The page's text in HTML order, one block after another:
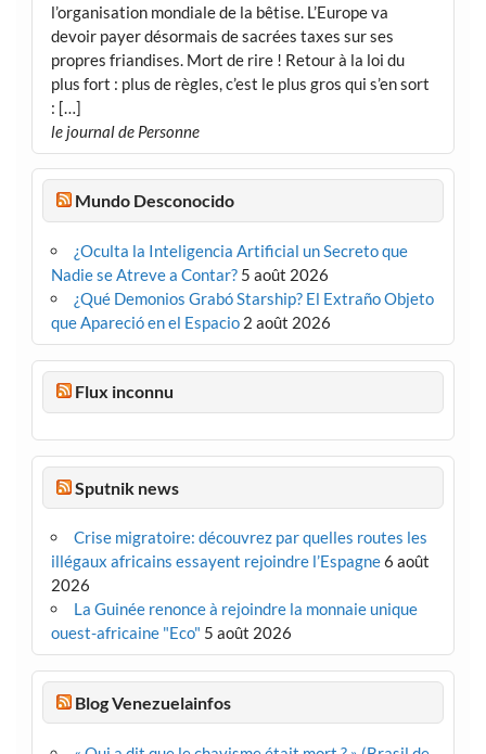
l’organisation mondiale de la bêtise. L’Europe va
devoir payer désormais de sacrées taxes sur ses
propres friandises. Mort de rire ! Retour à la loi du
plus fort : plus de règles, c’est le plus gros qui s’en sort
: […]
le journal de Personne
Mundo Desconocido
¿Oculta la Inteligencia Artificial un Secreto que
Nadie se Atreve a Contar? 5 août 2026
¿Qué Demonios Grabó Starship? El Extraño Objeto
que Apareció en el Espacio 2 août 2026
Flux inconnu
Sputnik news
Crise migratoire: découvrez par quelles routes les
illégaux africains essayent rejoindre l’Espagne6 août
2026
La Guinée renonce à rejoindre la monnaie unique
ouest-africaine "Eco" 5 août 2026
Blog Venezuelainfos